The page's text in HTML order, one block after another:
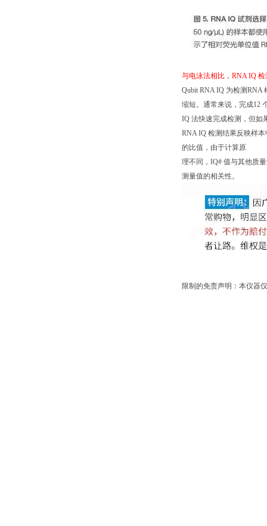
与电泳法相比，RNA IQ
Qubit RNA IQ 为检测RNA
缩短。通常来说，完成12
IQ 法快速完成检测，但如
RNA IQ 检测结果反映样
的比值，由于计算原
理不同，IQ# 值与其他质
测量值的相关性。
限制的免责声明：本仪器